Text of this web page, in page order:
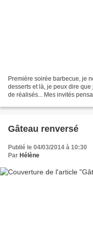
Première soirée barbecue, je
desserts et là, je peux dire
de réalisés... Mes invités
Gâteau renversé
Publié le 04/03/2014 à 10:30
Par Hélène